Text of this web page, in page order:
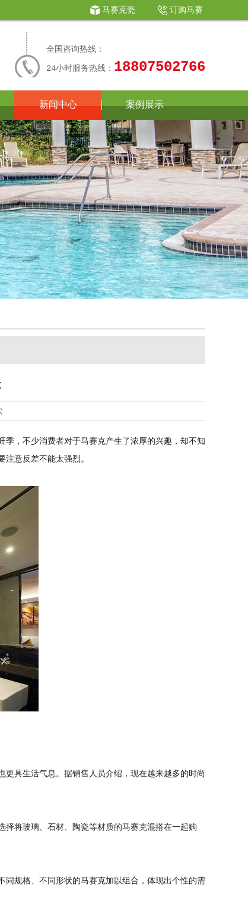
马赛克瓷 订购马赛
全国咨询热线：
24小时服务热线： 18807502766
新闻中心 案例展示
，不少消费者对于马赛克产生了浓厚的兴趣，却不知
意反差不能太强烈。
具生活气息。据销售人员介绍，现在越来越多的时尚
将玻璃、石材、陶瓷等材质的马赛克混搭在一起购
规格、不同形状的马赛克加以组合，体现出个性的需